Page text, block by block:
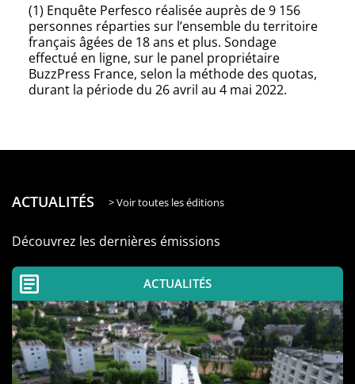
(1) Enquête Perfesco réalisée auprès de 9 156
personnes réparties sur l’ensemble du territoire
français âgées de 18 ans et plus. Sondage
effectué en ligne, sur le panel propriétaire
BuzzPress France, selon la méthode des quotas,
durant la période du 26 avril au 4 mai 2022.
ACTUALITÉS > Voir toutes les éditions
Découvrez les dernières émissions
ACTUALITÉS